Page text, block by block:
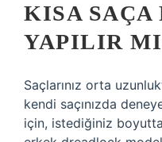
KISA SAÇA
YAPILIR
Saçlarınız orta
kendi saçınızda
için, istediğiniz